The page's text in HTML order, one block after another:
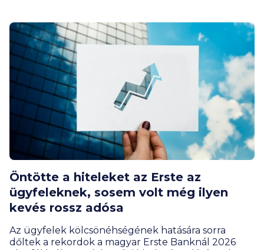
mik a legérdekesebb panelrekordok?
Öntötte a hiteleket az Erste az
ügyfeleknek, sosem volt még ilyen
kevés rossz adósa
Az ügyfelek kölcsönéhségének hatására sorra
dőltek a rekordok a magyar Erste Banknál 2026